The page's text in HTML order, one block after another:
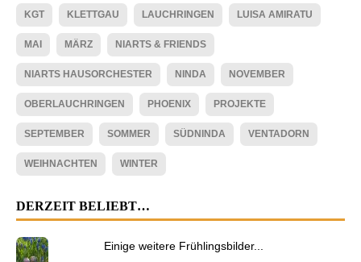
KGT KLETTGAU LAUCHRINGEN LUISA AMIRATU
MAI MÄRZ NIARTS & FRIENDS
NIARTS HAUSORCHESTER NINDA NOVEMBER
OBERLAUCHRINGEN PHOENIX PROJEKTE
SEPTEMBER SOMMER SÜDNINDA VENTADORN
WEIHNACHTEN WINTER
DERZEIT BELIEBT…
Einige weitere Frühlingsbilder...